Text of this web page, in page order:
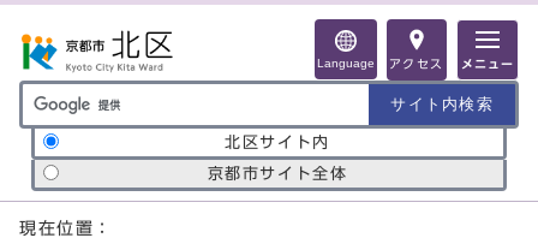
Language アクセス メニュー
サイト内検索の範囲
北区サイト内
京都市サイト全体
ここから本文です
現在位置：